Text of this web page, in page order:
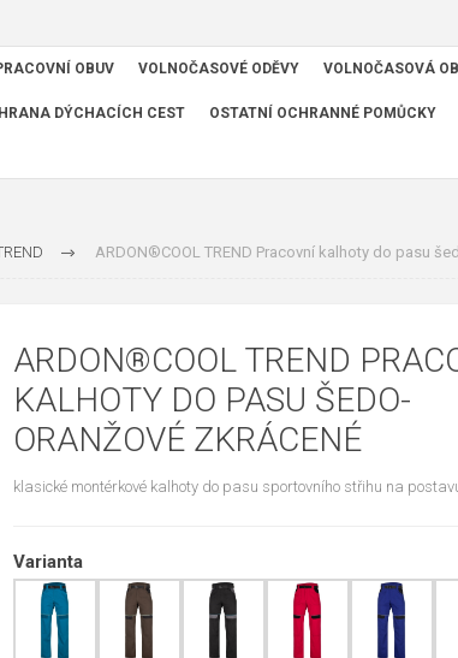
OBUV VOLNOČASOVÉ ODĚVY VOLNOČASOVÁ
DÝCHACÍCH CEST OSTATNÍ OCHRANNÉ POMŮCKY
ARDON®COOL TREND Pracovní kalhoty do pasu
ARDON®COOL TREND
KALHOTY DO PASU ŠEDO-
ORANŽOVÉ ZKRÁCENÉ
klasické montérkové kalhoty do pasu sportovního střihu na
Varianta